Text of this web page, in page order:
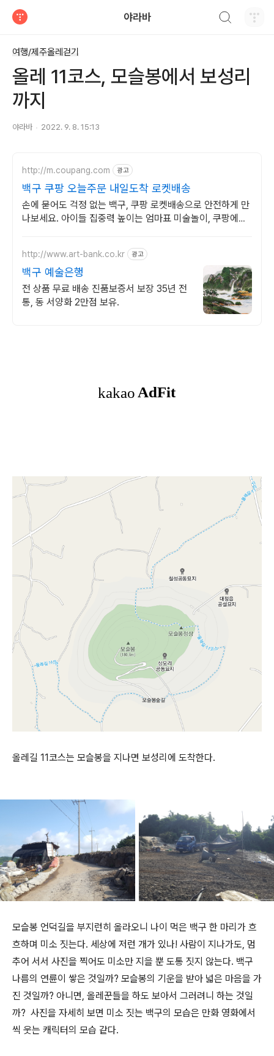
야라바
여행/제주올레걷기
올레 11코스, 모슬봉에서 보성리
까지
야라바 2022. 9. 8. 15:13
http://m.coupang.com 광고
백구 쿠팡 오늘주문 내일도착 로켓배송
손에 묻어도 걱정 없는 백구, 쿠팡 로켓배송으로 안전하게 만
나보세요. 아이들 집중력 높이는 엄마표 미술놀이, 쿠팡에서
http://www.art-bank.co.kr 광고
백구 예술은행
전 상품 무료 배송 진품보증서 보장 35년 전
통, 동 서양화 2만점 보유.
올레길 11코스는 모슬봉을 지나면 보성리에 도착한다.
모슬봉 언덕길을 부지런히 올라오니 나이 먹은 백구 한 마리가 흐
흐하며 미소 짓는다. 세상에 저런 개가 있나! 사람이 지나가도, 멈
추어 서서 사진을 찍어도 미소만 지을 뿐 도통 짓지 않는다. 백구
나름의 연륜이 쌓은 것일까? 모슬봉의 기운을 받아 넓은 마음을 가
진 것일까? 아니면, 올레꾼들을 하도 보아서 그러려니 하는 것일
까? 사진을 자세히 보면 미소 짓는 백구의 모습은 만화 영화에서
씩 웃는 캐릭터의 모습 같다.